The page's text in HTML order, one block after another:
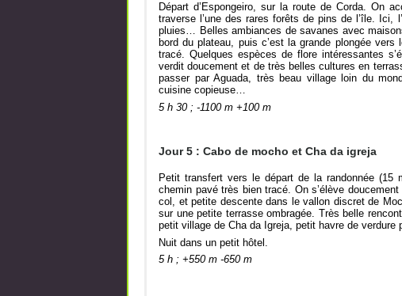
Départ d’Espongeiro, sur la route de Corda. On
traverse l’une des rares forêts de pins de l’île.
pluies… Belles ambiances de savanes avec
bord du plateau, puis c’est la grande plongée
tracé. Quelques espèces de flore intéressantes
verdit doucement et de très belles cultures en
passer par Aguada, très beau village loin du
cuisine copieuse…
5 h 30 ; -1100 m +100 m
Jour 5 : Cabo de mocho et Cha da igreja
Petit transfert vers le départ de la randonnée
chemin pavé très bien tracé. On s’élève
col, et petite descente dans le vallon discret de
sur une petite terrasse ombragée. Très belle
petit village de Cha da Igreja, petit havre de verdure
Nuit dans un petit hôtel.
5 h ; +550 m -650 m